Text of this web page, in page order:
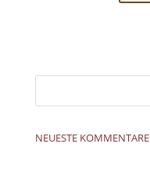
NEUESTE KOMMENTARE